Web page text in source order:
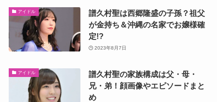
アイドル
譜久村聖は西郷隆盛の子孫？祖父
が金持ち＆沖縄の名家でお嬢様確
定!?
2023年8月7日
アイドル
譜久村聖の家族構成は父・母・
兄・弟！顔画像やエピソードまと
め